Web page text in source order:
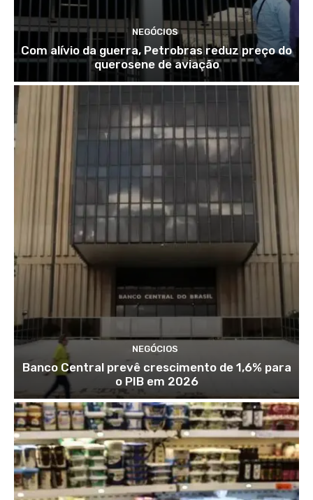
NEGÓCIOS
Com alívio da guerra, Petrobras reduz preço do
querosene de aviação
NEGÓCIOS
Banco Central prevê crescimento de 1,6% para
o PIB em 2026